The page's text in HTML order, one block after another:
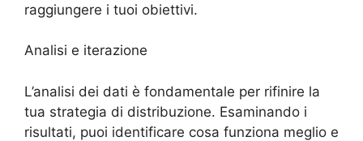
raggiungere i tuoi obiettivi.
Analisi e iterazione
L’analisi dei dati è fondamentale per rifinire la
tua strategia di distribuzione. Esaminando i
risultati, puoi identificare cosa funziona meglio e